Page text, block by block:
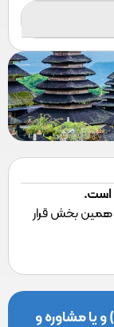
است.
همین بخش قرار
) و یا مشاوره و